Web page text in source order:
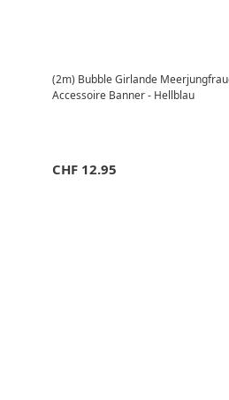
(2m) Bubble Girlande
Accessoire Banner - Hellblau
CHF 12.95